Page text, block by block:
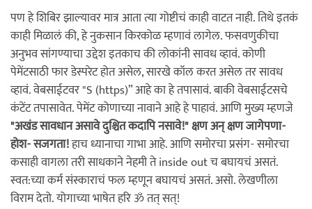
पण हे शिबिर झाल्यावर मात्र आता त्या गोष्टीचं काही वाटत नाही. तिथे इतकं
काही मिळालं की, हे नुकसान किरकोळ म्हणावं लागेल. फसवणुकीचा
अनुभव सांगण्याचा उद्देश इतकाच की लोकांनी सावध व्हावं. कोणी
पेमेंटसाठी फार डेस्परेट होत असेल, सारखे कॉल करत असेल तर सावध
व्हावं. वेबसाईटवर "S (https)” आहे का हे तपासावं. बाकी वेबसाईटसचे
कंटेंट तपासावेत. पेमेंट कोणाच्या नावाने आहे हे पाहावं. आणि मुख्य म्हणजे
"अखंड सावधान असावे दुश्चित कदापि नसावे!" क्षण अन् क्षण जागेपणा-
होश- सजगता!हाच ध्यानाचा गाभा आहे. आणि समोरचा प्रसंग- समोरचा
कसाही वागला तरी साधकाने नेहमी ते inside out च बघायचं असतं.
स्वत:च्या कर्म संस्काराचं फल म्हणून बघायचं असतं. असो. लेखणीला
विराम देतो. योगाच्या भाषेत हरि ॐ तत् सत्!